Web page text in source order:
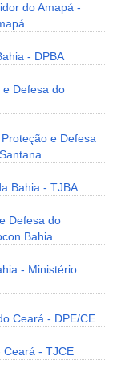
do Amapá -
- DPBA
e Defesa do
e Defesa
Bahia - TJBA
Defesa do
Bahia
- Ministério
Ceará - DPE/CE
Ceará - TJCE